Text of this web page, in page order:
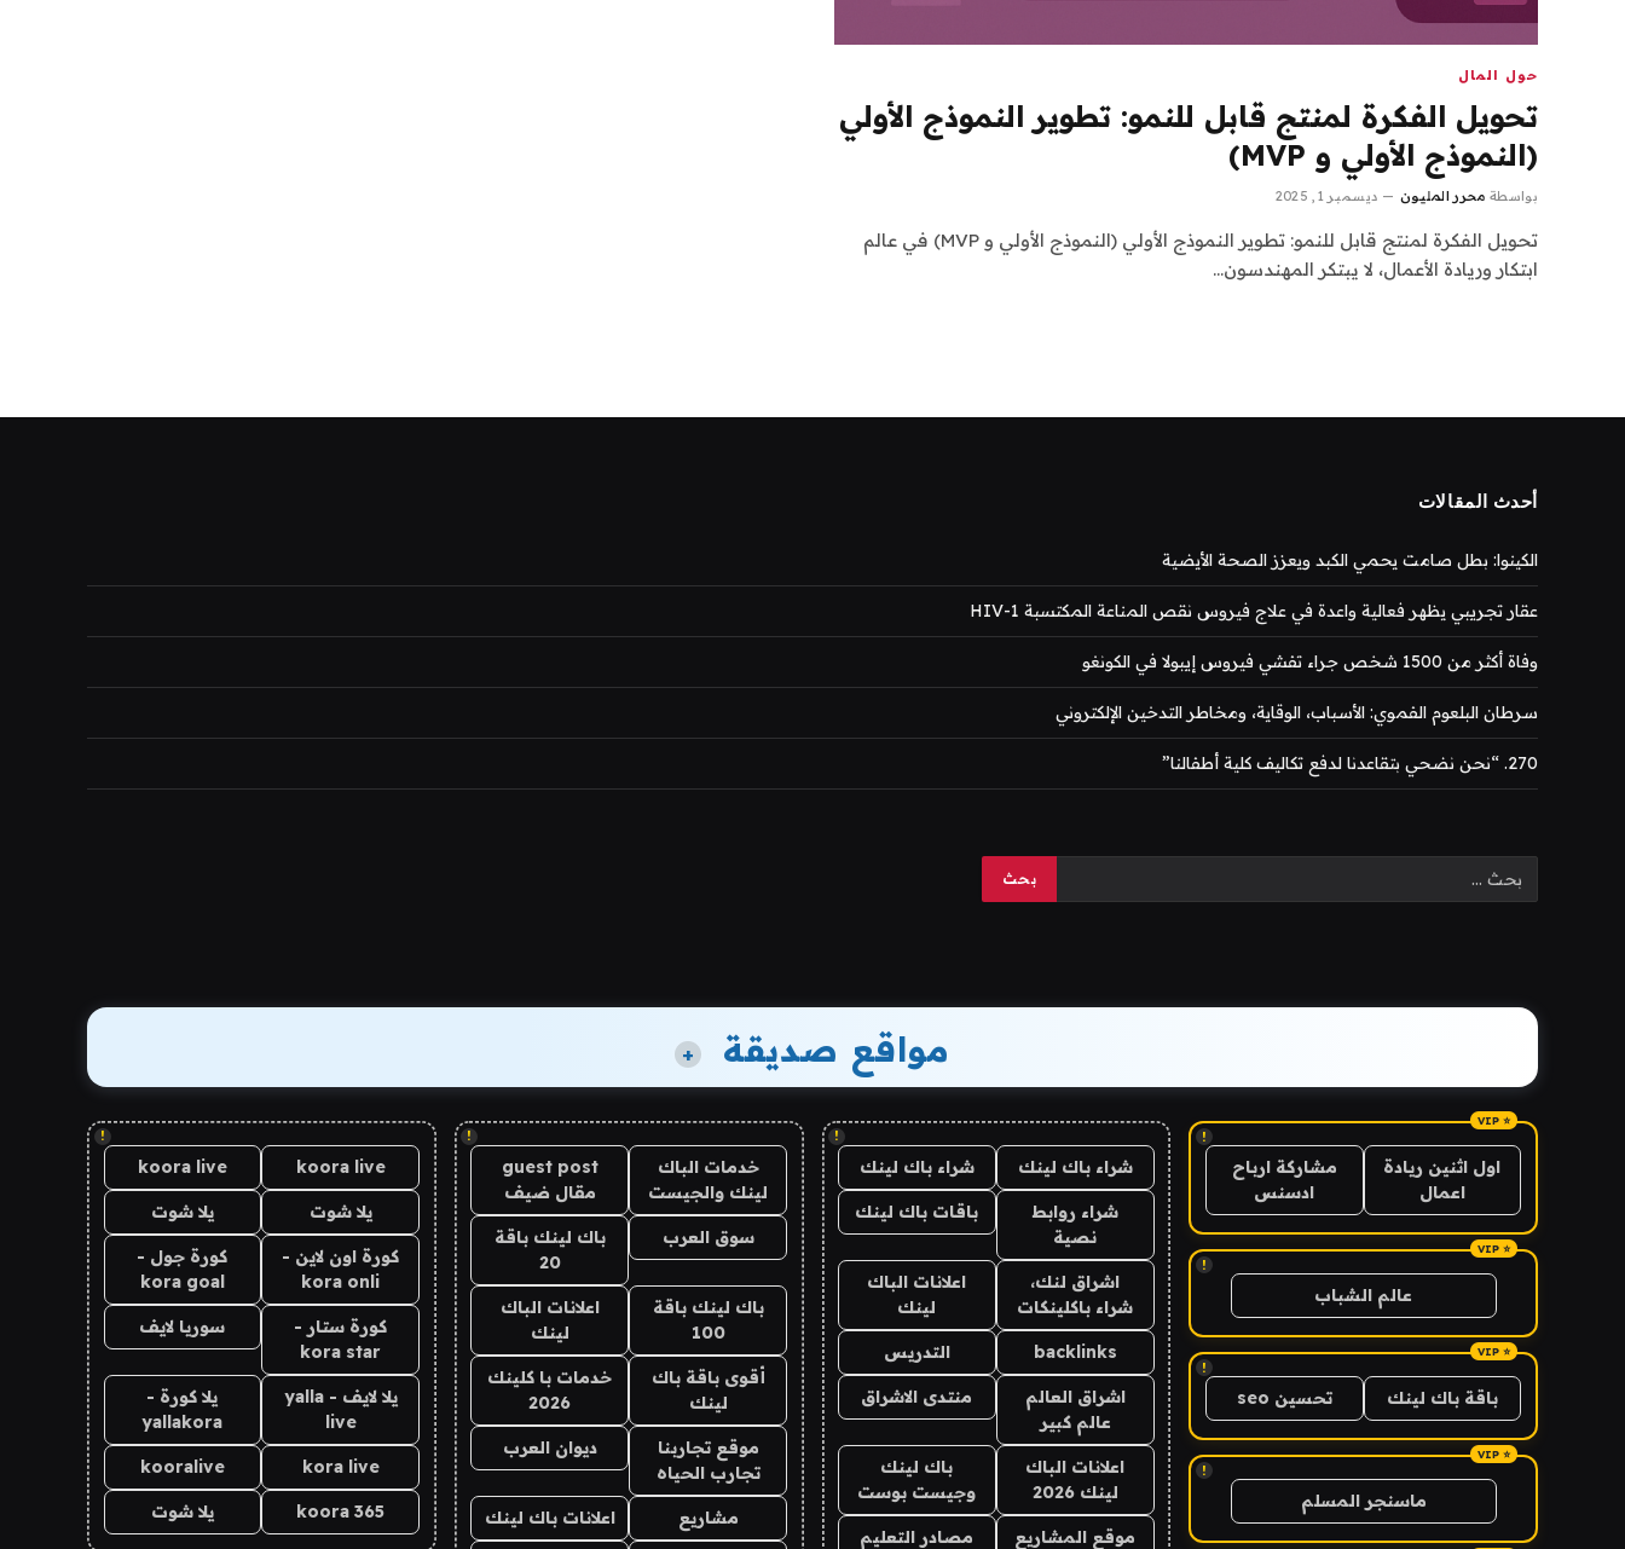
حول المال
تحويل الفكرة لمنتج قابل للنمو: تطوير النموذج الأولي
(النموذج الأولي و MVP)
بواسطة محرر المليون ديسمبر 1, 2025
تحويل الفكرة لمنتج قابل للنمو: تطوير النموذج الأولي (النموذج الأولي و MVP) في عالم
ابتكار وريادة الأعمال، لا يبتكر المهندسون…
أحدث المقالات
الكينوا: بطل صامت يحمي الكبد ويعزز الصحة الأيضية
عقار تجريبي يظهر فعالية واعدة في علاج فيروس نقص المناعة المكتسبة HIV-1
وفاة أكثر من 1500 شخص جراء تفشي فيروس إيبولا في الكونغو
سرطان البلعوم الفموي: الأسباب، الوقاية، ومخاطر التدخين الإلكتروني
270. “نحن نضحي بتقاعدنا لدفع تكاليف كلية أطفالنا”
مواقع صديقة +
!
اول اثنين ريادة
اعمال
مشاركة ارباح
ادسنس
!
عالم الشباب
!
باقة باك لينك تحسين seo
!
ماسنجر المسلم
!
شراء باك لينك شراء باك لينك
شراء روابط
نصية
باقات باك لينك
اشراق لنك،
شراء باكلينكات
اعلانات الباك
لينك
backlinks التدريس
اشراق العالم
عالم كبير
منتدى الاشراق
اعلانات الباك
لينك 2026
باك لينك
وجيست بوست
موقع المشاريع
مصادر التعليم
!
خدمات الباك
لينك والجيست
guest post
مقال ضيف
سوق العرب
باك لينك باقة
20
باك لينك باقة
100
اعلانات الباك
لينك
أقوى باقة باك
لينك
خدمات با كلينك
2026
موقع تجاربنا
تجارب الحياه
ديوان العرب
مشاريع اعلانات باك لينك
!
koora live
koora live
يلا شوت يلا شوت
كورة اون لاين -
kora onli
كورة جول -
kora goal
كورة ستار -
kora star
سوريا لايف
يلا لايف - yalla
live
يلا كورة -
yallakora
kora live
kooralive
koora 365 يلا شوت